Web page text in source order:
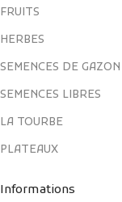
FRUITS
HERBES
SEMENCES DE GAZON
SEMENCES LIBRES
LA TOURBE
PLATEAUX
Informations